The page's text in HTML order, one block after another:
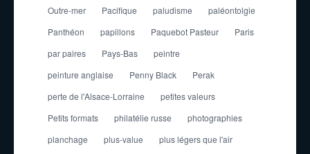
Outre-mer
Pacifique paludisme
paléontolgie
Panthéon
papillons Paquebot Pasteur
Paris
par paires
Pays-Bas
peintre
peinture anglaise
Penny Black
Perak
perte de l'Alsace-Lorraine
petites valeurs
Petits formats
philatélie russe
photographies
planchage
plus-value
plus légers que l'air